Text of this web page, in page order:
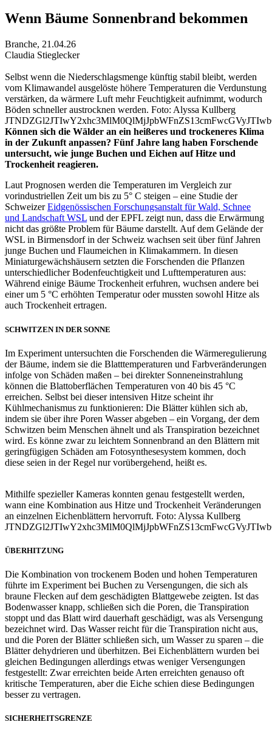
Wenn Bäume Sonnenbrand bekommen
Branche, 21.04.26
Claudia Stieglecker
Selbst wenn die Niederschlagsmenge künftig stabil bleibt, werden
vom Klimawandel ausgelöste höhere Temperaturen die Verdunstung
verstärken, da wärmere Luft mehr Feuchtigkeit aufnimmt, wodurch
Böden schneller austrocknen werden. Foto: Alyssa Kullberg
Können sich die Wälder an ein heißeres und trockeneres Klima
in der Zukunft anpassen? Fünf Jahre lang haben Forschende
untersucht, wie junge Buchen und Eichen auf Hitze und
Trockenheit reagieren.
Laut Prognosen werden die Temperaturen im Vergleich zur
vorindustriellen Zeit um bis zu 5° C steigen – eine Studie der
SchweizerEidgenössischen Forschungsanstalt für Wald, Schnee
und Landschaft WSL und der EPFL zeigt nun, dass die Erwärmung
nicht das größte Problem für Bäume darstellt. Auf dem Gelände der
WSL in Birmensdorf in der Schweiz wachsen seit über fünf Jahren
junge Buchen und Flaumeichen in Klimakammern. In diesen
Miniaturgewächshäusern setzten die Forschenden die Pflanzen
unterschiedlicher Bodenfeuchtigkeit und Lufttemperaturen aus:
Während einige Bäume Trockenheit erfuhren, wuchsen andere bei
einer um 5 °C erhöhten Temperatur oder mussten sowohl Hitze als
auch Trockenheit ertragen.
SCHWITZEN IN DER SONNE
Im Experiment untersuchten die Forschenden die Wärmeregulierung
der Bäume, indem sie die Blatttemperaturen und Farbveränderungen
infolge von Schäden maßen – bei direkter Sonneneinstrahlung
können die Blattoberflächen Temperaturen von 40 bis 45 °C
erreichen. Selbst bei dieser intensiven Hitze scheint ihr
Kühlmechanismus zu funktionieren: Die Blätter kühlen sich ab,
indem sie über ihre Poren Wasser abgeben – ein Vorgang, der dem
Schwitzen beim Menschen ähnelt und als Transpiration bezeichnet
wird. Es könne zwar zu leichtem Sonnenbrand an den Blättern mit
geringfügigen Schäden am Fotosynthesesystem kommen, doch
diese seien in der Regel nur vorübergehend, heißt es.
Mithilfe spezieller Kameras konnten genau festgestellt werden,
wann eine Kombination aus Hitze und Trockenheit Veränderungen
an einzelnen Eichenblättern hervorruft. Foto: Alyssa Kullberg
ÜBERHITZUNG
Die Kombination von trockenem Boden und hohen Temperaturen
führte im Experiment bei Buchen zu Versengungen, die sich als
braune Flecken auf dem geschädigten Blattgewebe zeigten. Ist das
Bodenwasser knapp, schließen sich die Poren, die Transpiration
stoppt und das Blatt wird dauerhaft geschädigt, was als Versengung
bezeichnet wird. Das Wasser reicht für die Transpiration nicht aus,
und die Poren der Blätter schließen sich, um Wasser zu sparen – die
Blätter dehydrieren und überhitzen. Bei Eichenblättern wurden bei
gleichen Bedingungen allerdings etwas weniger Versengungen
festgestellt: Zwar erreichten beide Arten erreichten genauso oft
kritische Temperaturen, aber die Eiche schien diese Bedingungen
besser zu vertragen.
SICHERHEITSGRENZE